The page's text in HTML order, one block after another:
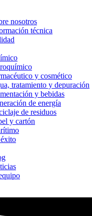
nosotros
técnica
y cosmético
tratamiento y depuración
y bebidas
de energía
de residuos
y cartón